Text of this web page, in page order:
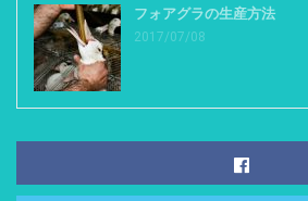
フォアグラの生産方法
2017/07/08